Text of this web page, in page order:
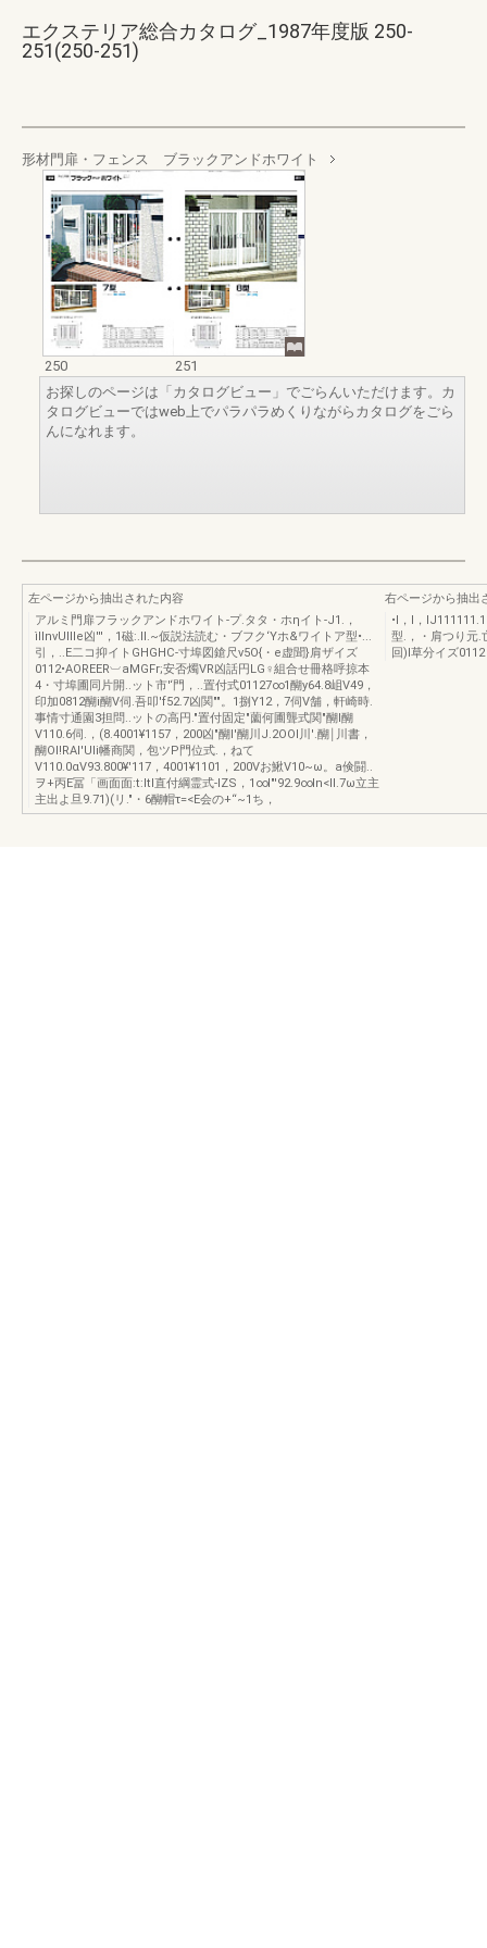
エクステリア総合カタログ_1987年度版 250-
251(250-251)
形材門扉・フェンス ブラックアンドホワイト
250
251
お探しのページは「カタログビュー」でごらんいただけます。カ
タログビューではweb上でパラパラめくりながらカタログをごら
んになれます。
左ページから抽出された内容
アルミ門扉フラックアンドホワイト-プ.タタ・ホηイト-J1.，
ìllnvUllle凶'''，1磁:.II.~仮説法読む・ブフク‘Yホ&ワイトア型•...
引，..E二コ抑イトGHGHC-寸埠図鎗尺ν5O{・e虚聞}肩ザイズ
0112•AOREER︺aMGFr;安否燭VR凶話円LG♀組合せ冊格呼掠本
4・寸埠圃同片開..ット市'‘門，..置付式01127∞1醐y64.8岨V49，
印加0812醐i醐V伺.吾叩'f52.7凶関""。1捌Y12，7伺V舗，軒崎時.
事情寸通園3担問..ットの高円."置付固定"薗何圃聾式関"醐l醐
V110.6伺.，(8.4001¥1157，200凶"醐l'醐川J.2OOI川'.醐￨川書，
醐OI!RAI'UIi幡商関，包ツP門位式.，ねて
V110.0αV93.800¥'117，4001¥1101，200Vお鰍V10~ω。a倹闘..
ヲ+丙E冨「画面面:t:ltl直付綱霊式-lZS，1∞I"'92.9∞In<II.7ω立主
主出よ旦9.71)(リ."・6醐帽τ=<E会の+“~1ち，
右ページから抽出
•l，l，
型.，・肩つり元
回)I草分イズ